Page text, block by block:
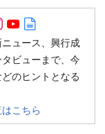
on SNS
Follow on SNS
Follow on
ュース、興行成
ビューまで、今
のヒントとなる
こちら